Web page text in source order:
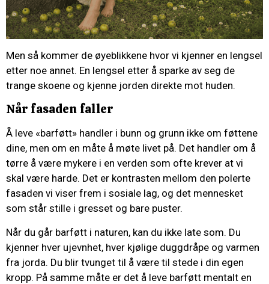
Men så kommer de øyeblikkene hvor vi kjenner en lengsel
etter noe annet. En lengsel etter å sparke av seg de
trange skoene og kjenne jorden direkte mot huden.
Når fasaden faller
Å leve «barføtt» handler i bunn og grunn ikke om føttene
dine, men om en måte å møte livet på. Det handler om å
tørre å være mykere i en verden som ofte krever at vi
skal være harde. Det er kontrasten mellom den polerte
fasaden vi viser frem i sosiale lag, og det mennesket
som står stille i gresset og bare puster.
Når du går barføtt i naturen, kan du ikke late som. Du
kjenner hver ujevnhet, hver kjølige duggdråpe og varmen
fra jorda. Du blir tvunget til å være til stede i din egen
kropp. På samme måte er det å leve barføtt mentalt en